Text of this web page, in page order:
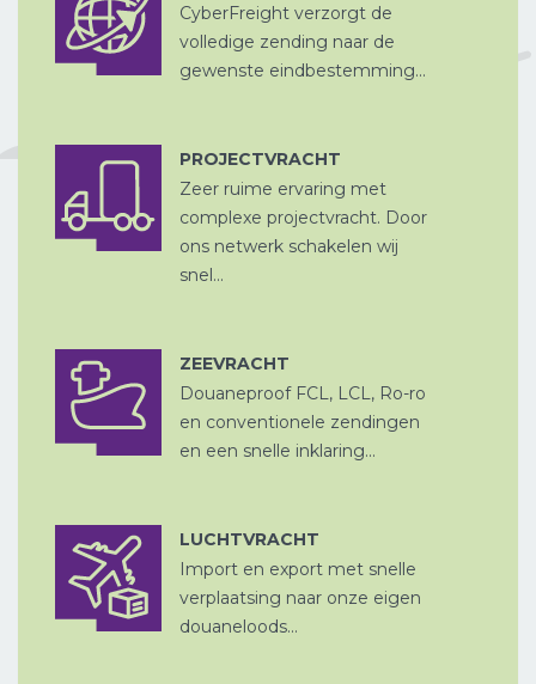
OPSLAG EN
DITSRIBUTIE
CROSS
CyberFreight verzorgt de
volledige zending naar de
gewenste eindbestemming...
PROJECTVRACHT
Zeer ruime ervaring met
complexe projectvracht. Door
ons netwerk schakelen wij
snel...
LUCHTVRACHT
ZEEVRACHT
CHINA
PER SPOOR
ZEEVRACHT
Douaneproof FCL, LCL, Ro-ro
en conventionele zendingen
en een snelle inklaring...
LUCHTVRACHT
LUCHTVRACHT
Import en export met snelle
verplaatsing naar onze eigen
douaneloods...